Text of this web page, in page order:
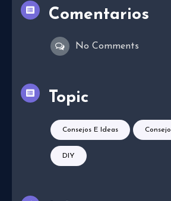
Comentarios
No Comments
Topic
Consejos E Ideas
DIY